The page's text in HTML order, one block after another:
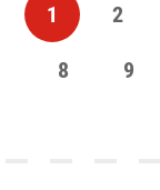
1 2
8 9